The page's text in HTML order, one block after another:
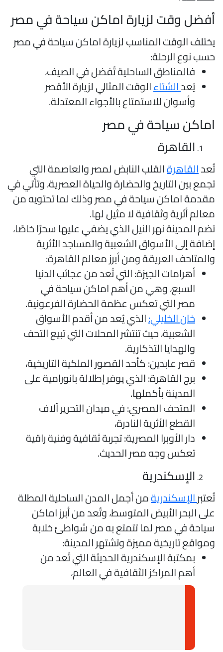
وقت لزيارة اماكن سياحة في مصر
الوقت المناسب لزيارة اماكن سياحة في مصر
نوع الرحلة:
فالمناطق الساحلية تُفضل في الصيف،
يُعدالشتاءالوقت المثالي لزيارة الأقصر
وأسوان للاستمتاع بالأجواء المعتدلة.
سياحة في مصر
القاهرة
القاهرةالقلب النابض لمصر والعاصمة التي
بين التاريخ والحضارة والحياة العصرية، وتأتي في
اماكن سياحة في مصر وذلك لما تحتويه من
أثرية وثقافية لا مثيل لها.
المدينة نهر النيل الذي يضفي عليها سحرًا خاصًا،
إلى الأسواق الشعبية والمساجد الأثرية
العريقة ومن أبرز معالم القاهرة:
أهرامات الجيزة: التي تُعد من عجائب الدنيا
السبع، وهي من أهم اماكن سياحة في
مصر التي تعكس عظمة الحضارة الفرعونية.
خان الخليلي:الذي يُعد من أقدم الأسواق
الشعبية، حيث تنتشر المحلات التي تبيع التحف
والهدايا التذكارية.
قصر عابدين: كأحد القصور الملكية التاريخية،
برج القاهرة: الذي يوفر إطلالة بانورامية على
المدينة بأكملها.
المتحف المصري: في ميدان التحرير آلاف
القطع الأثرية النادرة،
دار الأوبرا المصرية: تجربة ثقافية وفنية راقية
تعكس وجه مصر الحديث.
الإسكندرية
الإسكندريةمن أجمل المدن الساحلية المطلة
البحر الأبيض المتوسط، وتُعد من أبرز اماكن
في مصر لما تتمتع به من شواطئ خلابة
تاريخية مميزة وتشتهر المدينة:
بمكتبة الإسكندرية الحديثة التي تُعد من
أهم المراكز الثقافية في العالم،